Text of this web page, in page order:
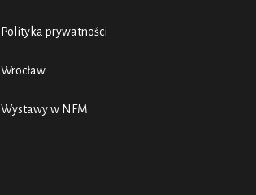
Polityka prywatności
Wrocław
Wystawy w NFM